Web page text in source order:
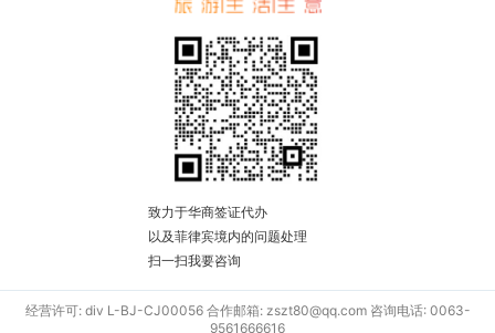
致力于华商签证代办
以及菲律宾境内的问题处理
扫一扫我要咨询
经营许可: div L-BJ-CJ00056 合作邮箱: zszt80@qq.com 咨询电话: 0063-
9561666616